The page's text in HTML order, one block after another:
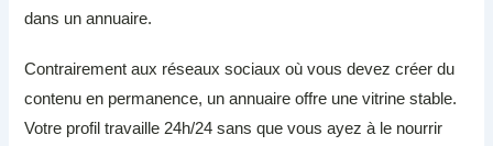
dans un annuaire.
Contrairement aux réseaux sociaux où vous devez créer du
contenu en permanence, un annuaire offre une vitrine stable.
Votre profil travaille 24h/24 sans que vous ayez à le nourrir